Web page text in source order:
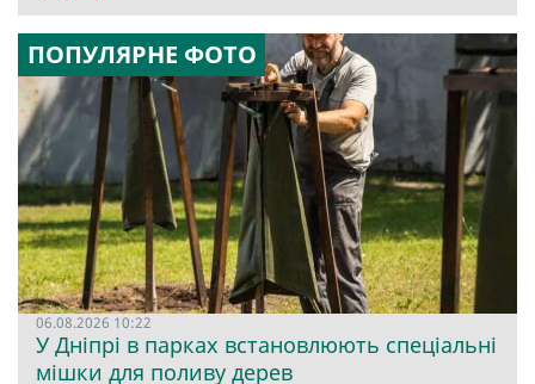
ПОПУЛЯРНЕ ФОТО
06.08.2026 10:22
У Дніпрі в парках встановлюють спеціальні
мішки для поливу дерев